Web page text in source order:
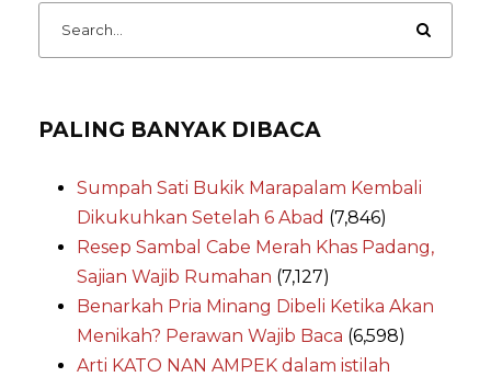
PALING BANYAK DIBACA
Sumpah Sati Bukik Marapalam Kembali
Dikukuhkan Setelah 6 Abad (7,846)
Resep Sambal Cabe Merah Khas Padang,
Sajian Wajib Rumahan (7,127)
Benarkah Pria Minang Dibeli Ketika Akan
Menikah? Perawan Wajib Baca (6,598)
Arti KATO NAN AMPEK dalam istilah